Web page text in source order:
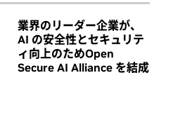
業界のリーダー企業が、
AI の安全性とセキュリテ
ィ向上のためOpen
Secure AI Alliance を結成